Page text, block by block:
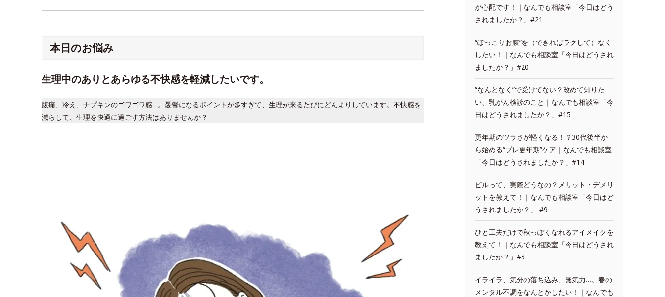
本日のお悩み
生理中のありとあらゆる不快感を軽減したいです。
腹痛、冷え、ナプキンのゴワゴワ感…。憂鬱になるポイントが多すぎて、生理が来るたびにどんよりしています。不快感を
減らして、生理を快適に過ごす方法はありませんか？
が心配です！｜なんでも相談室「今日はどう
されましたか？」#21
“ぽっこりお腹”を（できればラクして）なく
したい！｜なんでも相談室「今日はどうされ
ましたか？」#20
“なんとなく”で受けてない？改めて知りた
い、乳がん検診のこと｜なんでも相談室「今
日はどうされましたか？」#15
更年期のツラさが軽くなる！？30代後半か
ら始める“プレ更年期”ケア｜なんでも相談室
「今日はどうされましたか？」#14
ピルって、実際どうなの？メリット・デメリ
ットを教えて！｜なんでも相談室「今日はど
うされましたか？」 #9
ひと工夫だけで秋っぽくなれるアイメイクを
教えて！｜なんでも相談室「今日はどうされ
ましたか？」#3
イライラ、気分の落ち込み、無気力…。春の
メンタル不調をなんとかしたい！｜なんでも